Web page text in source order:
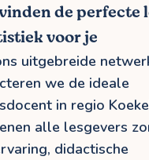
de perfecte
voor je
uitgebreide
we de ideale
in regio
alle lesgevers
didactische